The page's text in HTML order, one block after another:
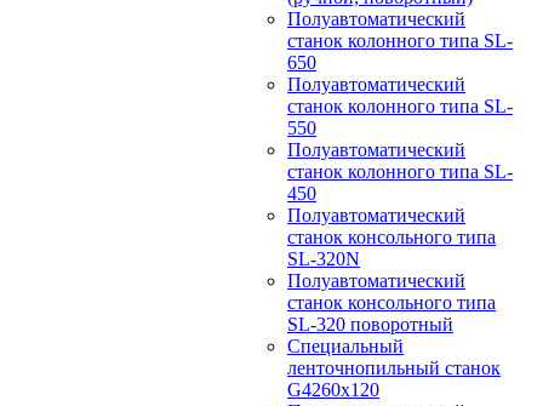
Полуавтоматический
станок колонного типа SL-
650
Полуавтоматический
станок колонного типа SL-
550
Полуавтоматический
станок колонного типа SL-
450
Полуавтоматический
станок консольного типа
SL-320N
Полуавтоматический
станок консольного типа
SL-320 поворотный
Специальный
ленточнопильный станок
G4260x120